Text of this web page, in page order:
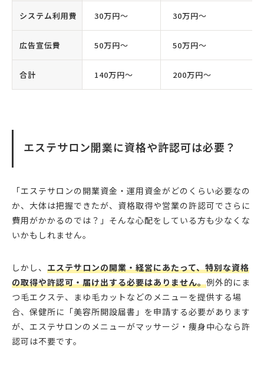
システム利用費 30万円〜 30万円〜
広告宣伝費 50万円〜 50万円〜
合計 140万円〜 200万円〜
エステサロン開業に資格や許認可は必要？
「エステサロンの開業資金・運用資金がどのくらい必要なの
か、大体は把握できたが、資格取得や営業の許認可でさらに
費用がかかるのでは？」そんな心配をしている方も少なくな
いかもしれません。
しかし、 エステサロンの開業・経営にあたって、特別な資格
の取得や許認可・届け出する必要はありません。例外的にま
つ毛エクステ、まゆ毛カットなどのメニューを提供する場
合、保健所に「美容所開設届書」を申請する必要があります
が、エステサロンのメニューがマッサージ・痩身中心なら許
認可は不要です。